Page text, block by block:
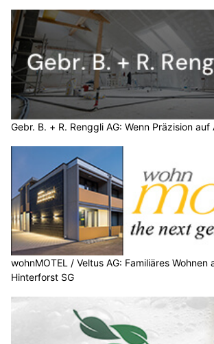
Gebr. B. + R. Renggli AG: Wenn Präzision
wohnMOTEL / Veltus AG: Familiäres Wohnen
Hinterforst SG